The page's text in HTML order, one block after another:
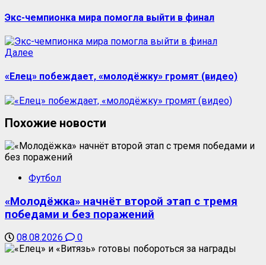
Экс-чемпионка мира помогла выйти в финал
Далее
«Елец» побеждает, «молодёжку» громят (видео)
Похожие новости
Футбол
«Молодёжка» начнёт второй этап с тремя
победами и без поражений
08.08.2026 0